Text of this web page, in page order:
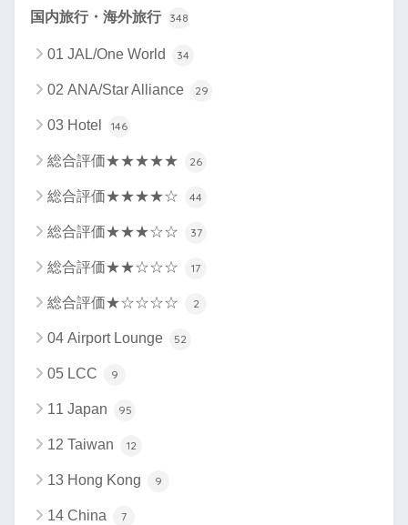
国内旅行・海外旅行 348
01 JAL/One World 34
02 ANA/Star Alliance 29
03 Hotel 146
総合評価★★★★★ 26
総合評価★★★★☆ 44
総合評価★★★☆☆ 37
総合評価★★☆☆☆ 17
総合評価★☆☆☆☆ 2
04 Airport Lounge 52
05 LCC 9
11 Japan 95
12 Taiwan 12
13 Hong Kong 9
14 China 7